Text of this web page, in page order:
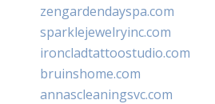
zengardendayspa.com
sparklejewelryinc.com
ironcladtattoostudio.com
bruinshome.com
annascleaningsvc.com